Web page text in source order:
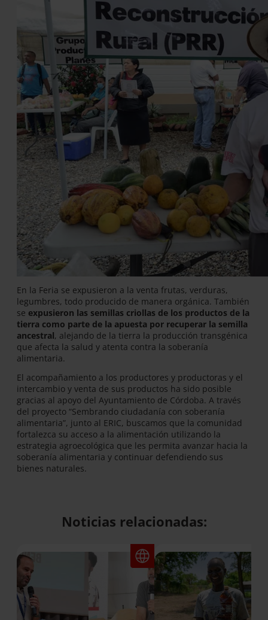
En la Feria se expusieron a la venta frutas, verduras,
legumbres, todo producido de manera orgánica. También
se expusieron las semillas criollas de los productos de la
tierra como parte de la apuesta por recuperar la semilla
ancestral, alejando de la tierra la producción transgénica
que afecta la salud y atenta contra la soberanía
alimentaria.
El acompañamiento a los productores y productoras y el
intercambio y venta de sus productos ha sido posible
gracias al apoyo del Ayuntamiento de Córdoba. A través
del proyecto “Sembrando ciudadanía con soberanía
alimentaria”, junto al ERIC, buscamos que la comunidad
fortalezca su acceso a la alimentación utilizando la
estrategia agroecológica que les permita avanzar hacia la
soberanía alimentaria y continuar defendiendo sus
bienes naturales.
Noticias relacionadas: